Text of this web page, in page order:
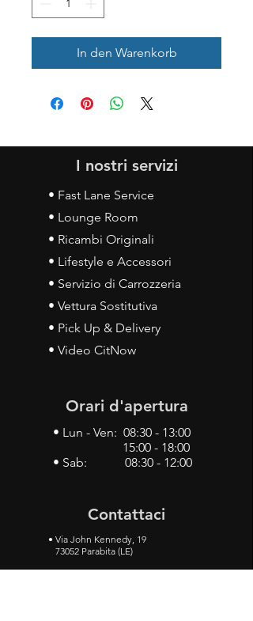
In den Warenkorb
I nostri servizi
• Fast Lane Service
• Lounge Room
• Ricambi Originali
• Lifestyle e Accessori
• Servizio di Carrozzeria
• Vettura Sostitutiva
• Pick Up & Delivery
• Video CitNow
Orari d'apertura
• Lun - Ven: 08:30 - 13:00
15:00 - 18:00
• Sab: 08:30 - 12:00
Contattaci
• Via John Kennedy, 19
73052 Parabita (LE)